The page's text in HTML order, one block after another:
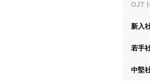
OJT
新入
若手
中堅